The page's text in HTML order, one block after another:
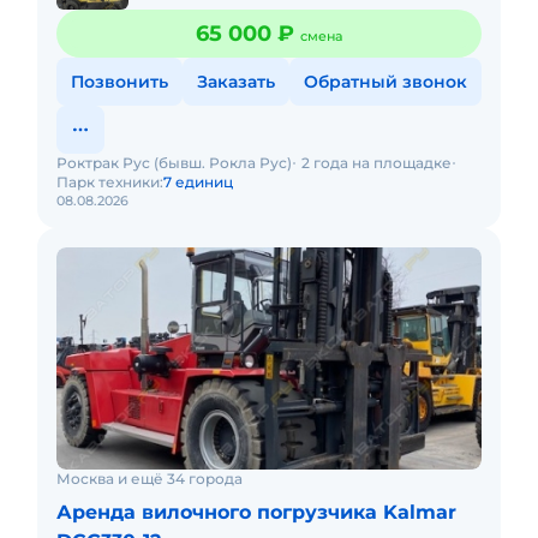
65 000 ₽ смена
Позвонить Заказать Обратный звонок
08.08.2026
Роктрак Рус (бывш. Рокла Рус) 2 года на площадке
Парк техники:7 единиц
Москва и ещё 34 города
Аренда вилочного погрузчика Kalmar